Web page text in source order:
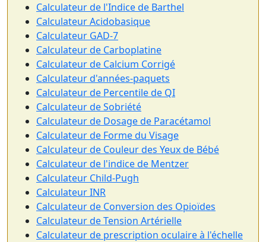
Calculateur de l'Indice de Barthel
Calculateur Acidobasique
Calculateur GAD-7
Calculateur de Carboplatine
Calculateur de Calcium Corrigé
Calculateur d'années-paquets
Calculateur de Percentile de QI
Calculateur de Sobriété
Calculateur de Dosage de Paracétamol
Calculateur de Forme du Visage
Calculateur de Couleur des Yeux de Bébé
Calculateur de l'indice de Mentzer
Calculateur Child-Pugh
Calculateur INR
Calculateur de Conversion des Opioïdes
Calculateur de Tension Artérielle
Calculateur de prescription oculaire à l'échelle